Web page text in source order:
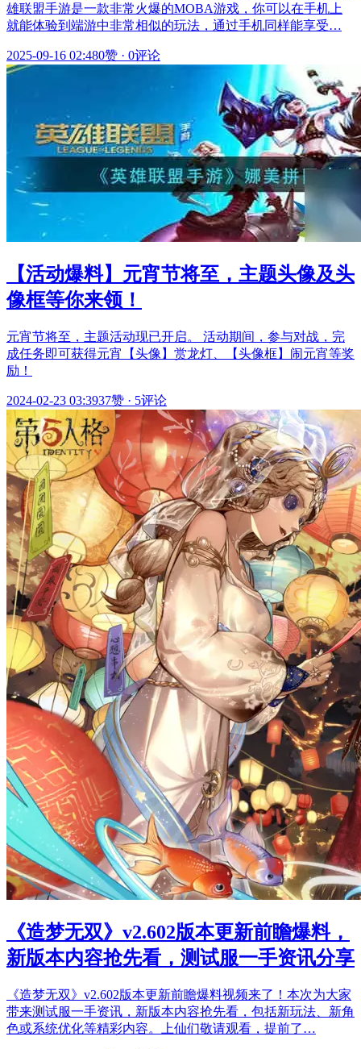
雄联盟手游是一款非常火爆的MOBA游戏，你可以在手机上
就能体验到端游中非常相似的玩法，通过手机同样能享受…
2025-09-16 02:480赞 · 0评论
【活动爆料】元宵节将至，主题头像及头
像框等你来领！
元宵节将至，主题活动现已开启。 活动期间，参与对战，完
成任务即可获得元宵【头像】赏龙灯、【头像框】闹元宵等奖
励！
2024-02-23 03:3937赞 · 5评论
《造梦无双》v2.602版本更新前瞻爆料，
新版本内容抢先看，测试服一手资讯分享
《造梦无双》v2.602版本更新前瞻爆料视频来了！本次为大家
带来测试服一手资讯，新版本内容抢先看，包括新玩法、新角
色或系统优化等精彩内容。上仙们敬请观看，提前了…